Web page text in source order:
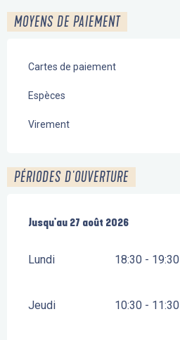
MOYENS DE PAIEMENT
Cartes de paiement
Espèces
Virement
PÉRIODES D'OUVERTURE
Du6 juillet 2026 au27 août 2026
Jusqu'au 27 août 2026
Lundi 18:30 - 19:30
Jeudi 10:30 - 11:30